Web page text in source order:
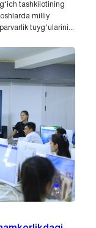
tashkilotining
milliy
tuyg‘ularini...